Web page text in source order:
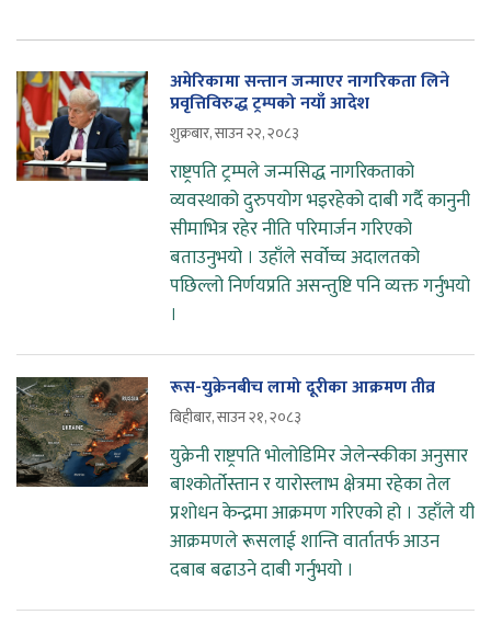
अमेरिकामा सन्तान जन्माएर नागरिकता लिने
प्रवृत्तिविरुद्ध ट्रम्पको नयाँ आदेश
शुक्रबार, साउन २२, २०८३
राष्ट्रपति ट्रम्पले जन्मसिद्ध नागरिकताको
व्यवस्थाको दुरुपयोग भइरहेको दाबी गर्दै कानुनी
सीमाभित्र रहेर नीति परिमार्जन गरिएको
बताउनुभयो । उहाँले सर्वोच्च अदालतको
पछिल्लो निर्णयप्रति असन्तुष्टि पनि व्यक्त गर्नुभयो
।
रूस-युक्रेनबीच लामो दूरीका आक्रमण तीव्र
बिहीबार, साउन २१, २०८३
युक्रेनी राष्ट्रपति भोलोडिमिर जेलेन्स्कीका अनुसार
बाश्कोर्तोस्तान र यारोस्लाभ क्षेत्रमा रहेका तेल
प्रशोधन केन्द्रमा आक्रमण गरिएको हो । उहाँले यी
आक्रमणले रूसलाई शान्ति वार्तातर्फ आउन
दबाब बढाउने दाबी गर्नुभयो ।